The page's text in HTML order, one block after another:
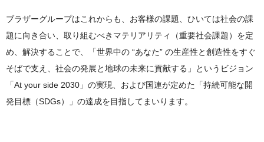
統合報告書
コミュニケーションレポートバックナンバー
サステナビリティWebサイトPDFダウンロード
環境(E)
ブラザーグループ環境方針および環境ビジョン2050
環境マネジメントの推進体制
気候関連財務情報開示タスクフォース(TCFD)
自然関連財務情報開示タスクフォース(TNFD)
社会(S)
人権の尊重
製品情報セキュリティーと製品安全
ガバナンス(G)
ガバナンス(G)
ESGデータ
ガイドライン対照表
ブラザーグループはこれからも、お客様の課題、ひいては社会の課
題に向き合い、取り組むべきマテリアリティ（重要社会課題）を定
め、解決することで、「世界中の “あなた” の生産性と創造性をすぐ
そばで支え、社会の発展と地球の未来に貢献する」というビジョン
「At your side 2030」の実現、および国連が定めた「持続可能な開
発目標（SDGs）」の達成を目指してまいります。